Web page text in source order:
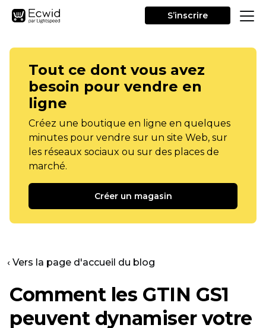
S’inscrire
Tout ce dont vous avez
besoin pour vendre en
ligne
Créez une boutique en ligne en quelques
minutes pour vendre sur un site Web, sur
les réseaux sociaux ou sur des places de
marché.
Créer un magasin
‹ Vers la page d'accueil du blog
Comment les GTIN GS1
peuvent dynamiser votre